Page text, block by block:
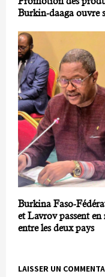
Burkin-daaga ouvre
Burkina Faso-
et Lavrov passent en
entre les deux pays
LAISSER UN